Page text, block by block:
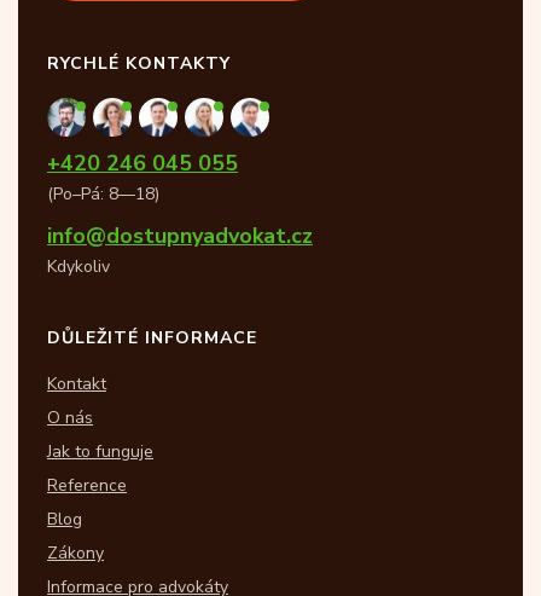
RYCHLÉ KONTAKTY
+420 246 045 055
(Po–Pá: 8—18)
info@dostupnyadvokat.cz
Kdykoliv
DŮLEŽITÉ INFORMACE
Kontakt
O nás
Jak to funguje
Reference
Blog
Zákony
Informace pro advokáty